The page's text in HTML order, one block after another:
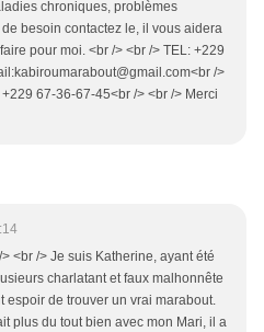
chroniques, problèmes
besoin contactez le, il vous aidera
pour moi. <br /> <br /> TEL: +229
/>
67-36-67-45<br /> <br /> Merci
<br /> Je suis Katherine, ayant été
charlatant et faux malhonnête
espoir de trouver un vrai marabout.
plus du tout bien avec mon Mari, il a